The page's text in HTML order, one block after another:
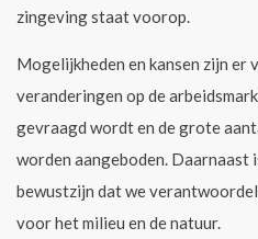
zingeving staat voorop.
Mogelijkheden en kansen zijn er
veranderingen op de
gevraagd wordt en de grote
worden aangeboden. Daarnaast
bewustzijn dat we
voor het milieu en de natuur.